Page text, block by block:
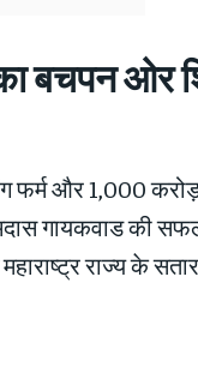
बचपन ओर
फर्म और 1,000
गायकवाड की
राज्य के